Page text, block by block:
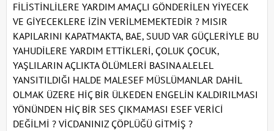
FİLİSTİNLİLERE YARDIM AMAÇLI GÖNDERİLEN YİYECEK
VE GİYECEKLERE İZİN VERİLMEMEKTEDİR ? MISIR
KAPILARINI KAPATMAKTA, BAE, SUUD VAR GÜÇLERİYLE BU
YAHUDİLERE YARDIM ETTİKLERİ, ÇOLUK ÇOCUK,
YAŞLILARIN AÇLIKTA ÖLÜMLERİ BASINA ALELEL
YANSITILDIĞI HALDE MALESEF MÜSLÜMANLAR DAHİL
OLMAK ÜZERE HİÇ BİR ÜLKEDEN ENGELİN KALDIRILMASI
YÖNÜNDEN HİÇ BİR SES ÇIKMAMASI ESEF VERİCİ
DEĞİLMİ ? VİCDANINIZ ÇÖPLÜĞÜ GİTMİŞ ?